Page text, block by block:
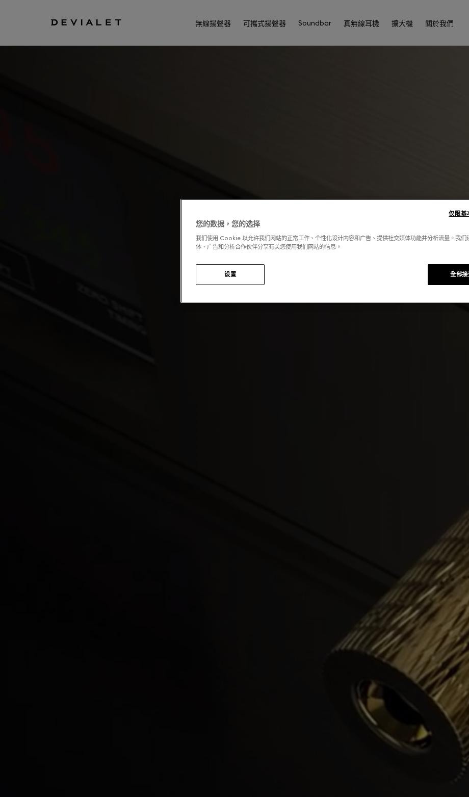
無線揚聲器 可攜式揚聲器 Soundbar 真無線耳機 擴大機 關於我們
您的数据，您的选择
我们使用 Cookie 以允许我们网站的正常工作、个性化设计内容和广告、提供社交媒体功能并分析流量。我们
体、广告和分析合作伙伴分享有关您使用我们网站的信息。
设置
仅限基
全部接